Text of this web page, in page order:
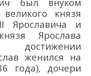
князя
Ярославича
и
Ярослава
женился на
года), дочери